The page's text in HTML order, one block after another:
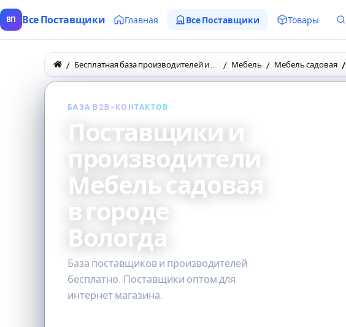
ВП Все Поставщики Главная Все Поставщики Товары
Мебель Мебель садовая
БАЗА B2B-КОНТАКТОВ
Поставщики и
производители
Мебель садовая
в городе
Вологда
База поставщиков и производителей
бесплатно. Поставщики оптом для
интернет магазина.